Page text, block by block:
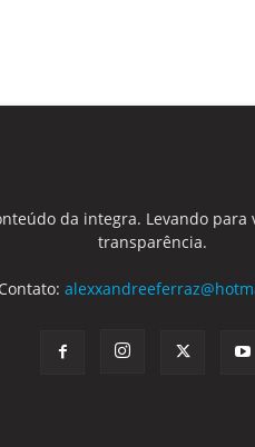
da integra. Levando
transparência.
Contato: